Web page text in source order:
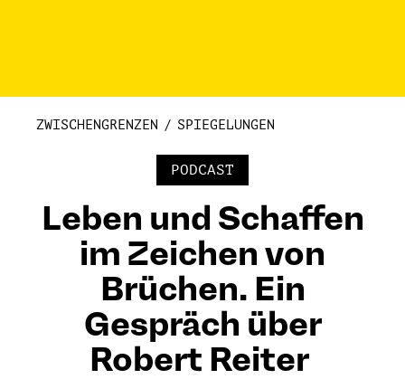
ZWISCHENGRENZEN SPIEGELUNGEN
PODCAST
Leben und Schaffen
im Zeichen von
Brüchen. Ein
Gespräch über
Robert Reiter